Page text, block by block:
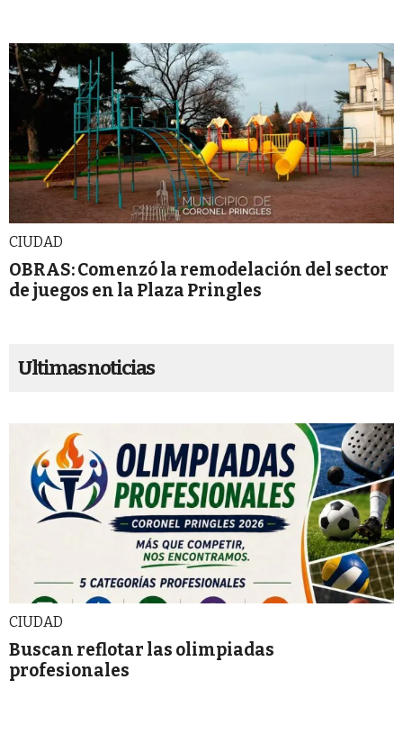
CIUDAD
OBRAS: Comenzó la remodelación del sector
de juegos en la Plaza Pringles
Ultimas noticias
CIUDAD
Buscan reflotar las olimpiadas
profesionales